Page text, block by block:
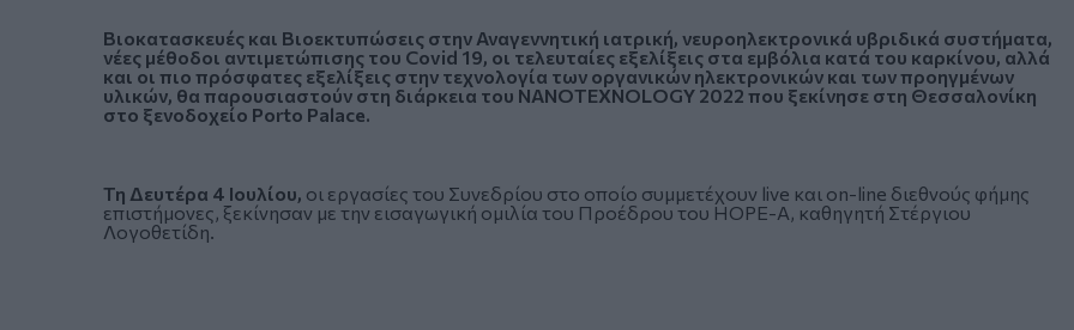
Βιοκατασκευές και Βιοεκτυπώσεις στην Αναγεννητική ιατρική, νευροηλεκτρονικά υβριδικά συστήματα,
νέες μέθοδοι αντιμετώπισης του Covid 19, οι τελευταίες εξελίξεις στα εμβόλια κατά του καρκίνου, αλλά
και οι πιο πρόσφατες εξελίξεις στην τεχνολογία των οργανικών ηλεκτρονικών και των προηγμένων
υλικών, θα παρουσιαστούν στη διάρκεια του NANOTEXNOLOGY 2022 που ξεκίνησε στη Θεσσαλονίκη
στο ξενοδοχείο Porto Palace.
Τη Δευτέρα 4 Ιουλίου, οι εργασίες του Συνεδρίου στο οποίο συμμετέχουν live και on-line διεθνούς φήμης
επιστήμονες, ξεκίνησαν με την εισαγωγική ομιλία του Προέδρου του HOPE-A, καθηγητή Στέργιου
Λογοθετίδη.